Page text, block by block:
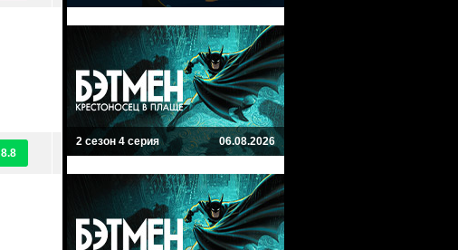
8.8
2 сезон 4 серия 06.08.2026